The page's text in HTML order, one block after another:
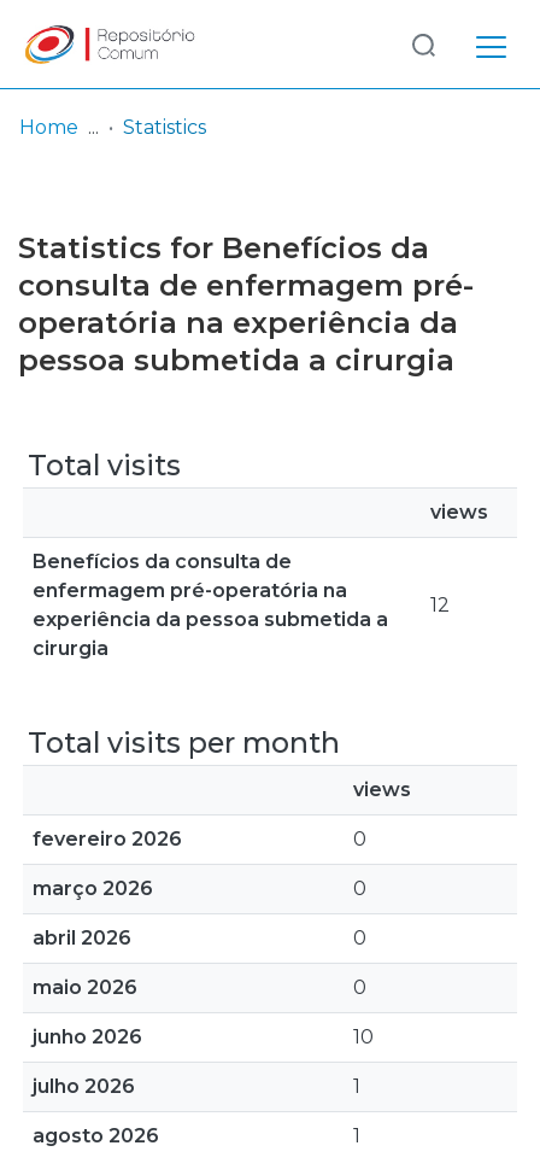
Browse repository
Entities
Log
In
(current)
Home Statistics
Statistics for Benefícios da
consulta de enfermagem pré-
operatória na experiência da
pessoa submetida a cirurgia
Total visits
views
Benefícios da consulta de
enfermagem pré-operatória na
experiência da pessoa submetida a
cirurgia
12
Total visits per month
views
fevereiro 2026 0
março 2026 0
abril 2026 0
maio 2026 0
junho 2026 10
julho 2026 1
agosto 2026 1